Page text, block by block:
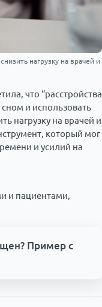
нагрузку на врачей и
что “расстройства
и использовать
нагрузку на врачей и
который мог
и усилий на
и пациентами,
Пример с